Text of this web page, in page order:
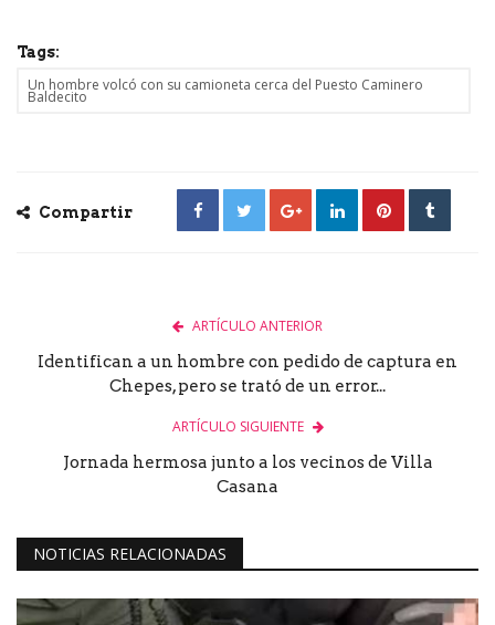
Tags:
Un hombre volcó con su camioneta cerca del Puesto Caminero
Baldecito
Compartir
ARTÍCULO ANTERIOR
Identifican a un hombre con pedido de captura en
Chepes, pero se trató de un error...
ARTÍCULO SIGUIENTE
Jornada hermosa junto a los vecinos de Villa
Casana
NOTICIAS RELACIONADAS